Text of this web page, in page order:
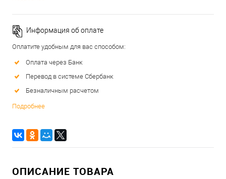
Информация об оплате
Оплатите удобным для вас способом:
Оплата через Банк
Перевод в системе Сбербанк
Безналичным расчетом
Подробнее
ОПИСАНИЕ ТОВАРА